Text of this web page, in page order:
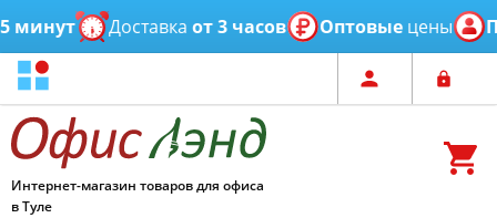
Доставкаот 3 часов Оптовыецены
Интернет-магазин товаров для офиса
в Туле